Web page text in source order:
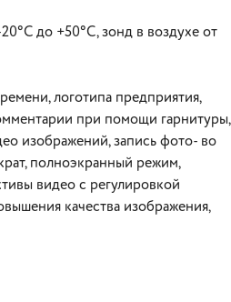
до +50°С, зонд в воздухе от
логотипа предприятия,
при помощи гарнитуры,
изображений, запись фото- во
полноэкранный режим,
видео с регулировкой
качества изображения,